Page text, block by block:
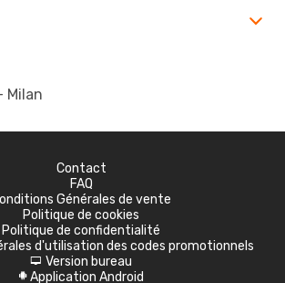
Milan
Contact
FAQ
Générales de vente
Politique de cookies
Politique de confidentialité
d'utilisation des codes promotionnels
d Version bureau
A Application Android